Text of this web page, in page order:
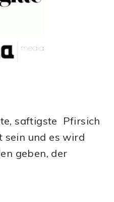
saftigste Pfirsich
sein und es wird
geben, der